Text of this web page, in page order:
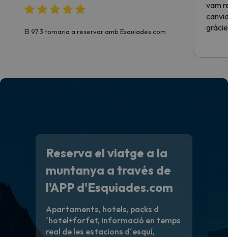
El 97.3 tornaria a reservar amb Esquiades.com
vam
Reserva el viatge a la
muntanya a través de
l'APP d'Esquiades.com
Apartaments, hotels, packs d
´hotel+forfet, informació en temps
real de les estacions d´esquí,